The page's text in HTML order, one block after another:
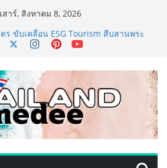
สาร์, สิงหาคม 8, 2026
ามสำเร็จ Village to the World Season
ร ขับเคลื่อน ESG Tourism สืบสานพระ
อริ่ง เทคโนโลยี (ไทยแลนด์) เปิดโรงงาน
เดินหน้าขยายฐานการผลิตสู่เอเชียตะวัน
มแกร่งยุทธศาสตร์ระดับโลก
กคนดังสายเกม ไทย ปะทะ ฟิลิปปินส์ ใน
Lord” เปิดสงครามกิลด์ข้ามประเทศ
ใหม่ เฮเลนา
เปิดตัวแชมพูอาบน้ำ และ โฟมอาบ
วัตกรรมพลังธรรมชาติ “Zero-Residue”
ย ไร้สารตกค้าง